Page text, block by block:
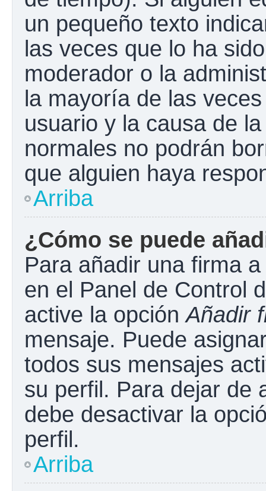
un pequeño texto
las veces que lo ha
moderador o la
la mayoría de las
usuario y la causa de
normales no podrán
que alguien haya
Arriba
¿Cómo se puede
Para añadir una firma
en el Panel de Control
active la opciónAñadir
mensaje. Puede
todos sus mensajes
su perfil. Para dejar de
debe desactivar la
perfil.
Arriba